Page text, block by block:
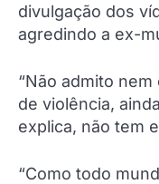
divulgação dos
agredindo a ex-
“Não admito
de violência,
explica, não tem
“Como todo